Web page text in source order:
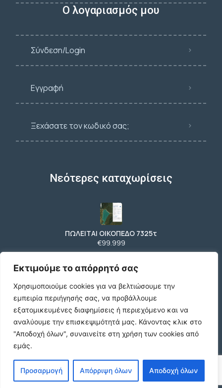
Εκτιμούμε το απόρρητό σας
Χρησιμοποιούμε cookies για να βελτιώσουμε την
εμπειρία περιήγησής σας, να προβάλλουμε
εξατομικευμένες διαφημίσεις ή περιεχόμενο και να
αναλύουμε την επισκεψιμότητά μας. Κάνοντας κλικ στο
"Αποδοχή όλων", συναινείτε στη χρήση των cookies από
εμάς.
Προσαρμογή Απόρριψη όλων Αποδοχή όλων
Ο λογαριασμός μου
Σύνδεση/Login
Εγγραφή
Ξεχάσατε τον κωδικό σας;
Νεότερες καταχωρίσεις
ΠΩΛΕΙΤΑΙ ΟΙΚΟΠΕΔΟ 7325τ
€99.999
Ενοικιάζεται
€330 /μήνα
Κωδικος ακινητου Α3395 γκαρσονιερα